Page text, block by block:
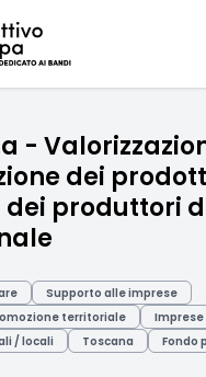
-
dei
produttori
Supporto alle imprese
territoriale
Imprese
/ locali
Toscana Fondo